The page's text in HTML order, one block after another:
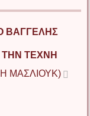
ΒΑΓΓΈΛΗΣ
ΤΗΝ ΤΈΧΝΗ
ΜΑΣΛΙΟΎΚ)